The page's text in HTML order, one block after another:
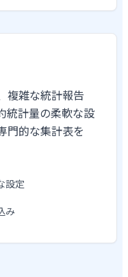
複雑な統計報告
統計量の柔軟な設
門的な集計表を
設定
み